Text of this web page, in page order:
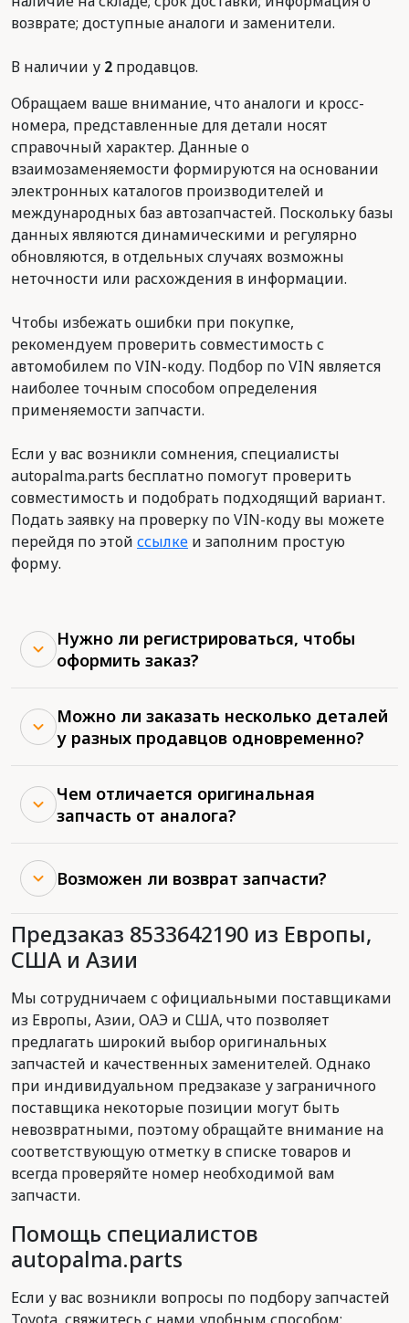
возврате; доступные аналоги и заменители.
В наличии у 2 продавцов.
Обращаем ваше внимание, что аналоги и кросс-
номера, представленные для детали носят
справочный характер. Данные о
взаимозаменяемости формируются на основании
электронных каталогов производителей и
международных баз автозапчастей. Поскольку базы
данных являются динамическими и регулярно
обновляются, в отдельных случаях возможны
неточности или расхождения в информации.
Чтобы избежать ошибки при покупке,
рекомендуем проверить совместимость с
автомобилем по VIN-коду. Подбор по VIN является
наиболее точным способом определения
применяемости запчасти.
Если у вас возникли сомнения, специалисты
autopalma.parts бесплатно помогут проверить
совместимость и подобрать подходящий вариант.
Подать заявку на проверку по VIN-коду вы можете
перейдя по этой ссылке и заполним простую
форму.
Нужно ли регистрироваться, чтобы
оформить заказ?
Можно ли заказать несколько деталей
у разных продавцов одновременно?
Чем отличается оригинальная
запчасть от аналога?
Возможен ли возврат запчасти?
Предзаказ 8533642190 из Европы,
США и Азии
Мы сотрудничаем с официальными поставщиками
из Европы, Азии, ОАЭ и США, что позволяет
предлагать широкий выбор оригинальных
запчастей и качественных заменителей. Однако
при индивидуальном предзаказе у заграничного
поставщика некоторые позиции могут быть
невозвратными, поэтому обращайте внимание на
соответствующую отметку в списке товаров и
всегда проверяйте номер необходимой вам
запчасти.
Помощь специалистов
autopalma.parts
Если у вас возникли вопросы по подбору запчастей